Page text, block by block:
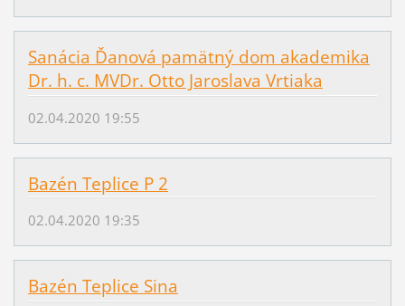
Sanácia Ďanová pamätný dom akademika
Dr. h. c. MVDr. Otto Jaroslava Vrtiaka
02.04.2020 19:55
Bazén Teplice P 2
02.04.2020 19:35
Bazén Teplice Sina